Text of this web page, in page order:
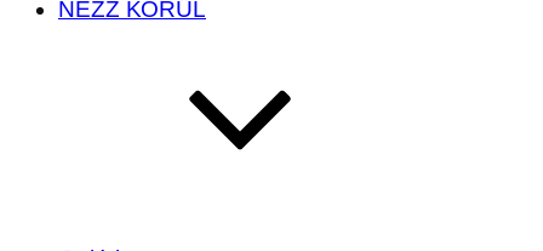
NÉZZ KÖRÜL